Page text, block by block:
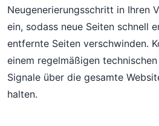
Neugenerierungsschritt in Ihren
ein, sodass neue Seiten schnell
entfernte Seiten verschwinden.
einem regelmäßigen
Signale über die gesamte
halten.